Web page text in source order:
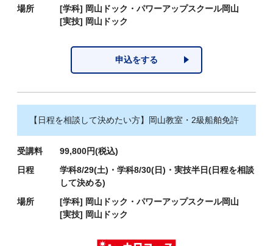
場所
[学科] 岡山ドック・パワーアップスクール岡山
[実技] 岡山ドック
申込をする
【日程を相談して決めたい方】岡山教室・2級船舶免許
受講料
99,800円(税込)
日程
学科8/29(土)・学科8/30(日)・実技半日(日程を相談
して決める)
場所
[学科] 岡山ドック・パワーアップスクール岡山
[実技] 岡山ドック